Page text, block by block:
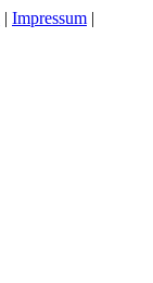
| Impressum |